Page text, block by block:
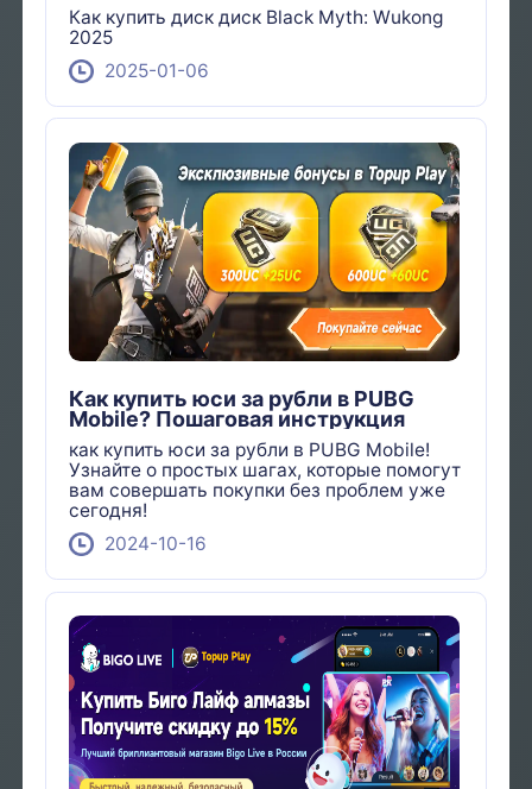
Как купить диск диск Black Myth: Wukong
2025
2025-01-06
Как купить юси за рубли в PUBG
Mobile? Пошаговая инструкция
как купить юси за рубли в PUBG Mobile!
Узнайте о простых шагах, которые помогут
вам совершать покупки без проблем уже
сегодня!
2024-10-16